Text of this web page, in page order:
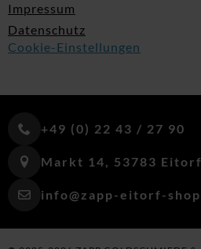
Impressum
Datenschutz
Cookie-Einstellungen
+49 (0) 22 43 / 27 90
Markt 14, 53783 Eitorf
info@zapp-eitorf-